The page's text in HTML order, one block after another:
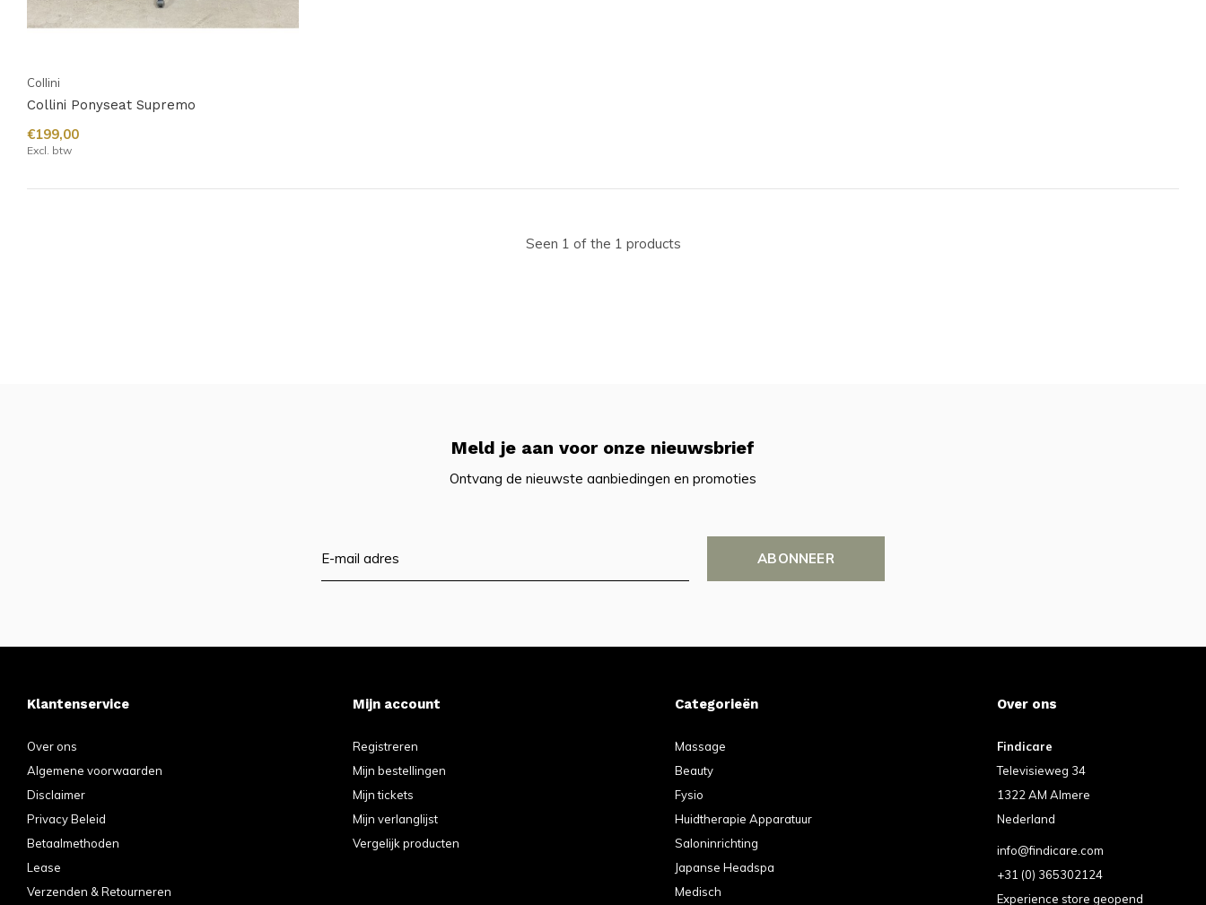
Collini
Collini Ponyseat Supremo
€199,00
Excl. btw
Seen 1 of the 1 products
Meld je aan voor onze nieuwsbrief
Ontvang de nieuwste aanbiedingen en promoties
ABONNEER
Klantenservice
Over ons
Algemene voorwaarden
Disclaimer
Privacy Beleid
Betaalmethoden
Lease
Verzenden & Retourneren
Mijn account
Registreren
Mijn bestellingen
Mijn tickets
Mijn verlanglijst
Vergelijk producten
Categorieën
Massage
Beauty
Fysio
Huidtherapie Apparatuur
Saloninrichting
Japanse Headspa
Medisch
Over ons
Findicare
Televisieweg 34
1322 AM Almere
Nederland
info@findicare.com
+31 (0) 365302124
Experience store geopend